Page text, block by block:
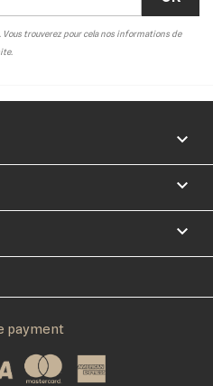
trouverez pour cela nos informations de



payment